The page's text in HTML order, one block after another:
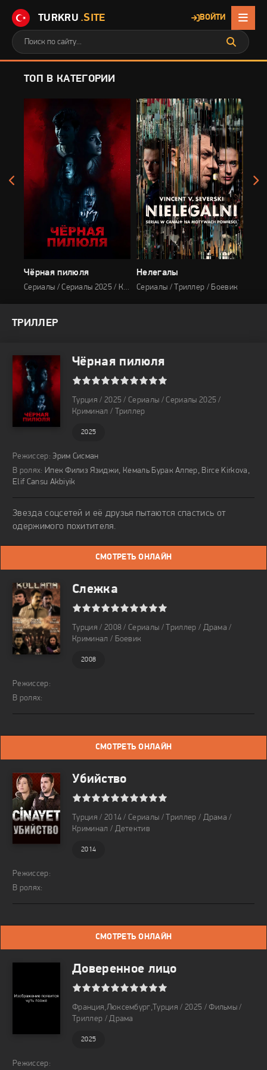
TURKRU .SITE ВОЙТИ
ТОП В КАТЕГОРИИ
Чёрная пилюля
Сериалы / Сериалы 2025 / Криминал / Триллер
Нелегалы
Сериалы / Триллер / Боевик
ТРИЛЛЕР
Чёрная пилюля
2 3 4 5 7 8 9 10
Турция / 2025 / Сериалы / Сериалы 2025 /
Криминал / Триллер
2025
Режиссер: Эрим Сисман
В ролях: Ипек Филиз Язиджи, Кемаль Бурак Алпер, Birce Kirkova ,
Elif Cansu Akbiyik
Звезда соцсетей и её друзья пытаются спастись от
одержимого похитителя.
СМОТРЕТЬ ОНЛАЙН
Слежка
1 2 3 4 5 7 8 9 10
Турция / 2008 / Сериалы / Триллер / Драма /
Криминал / Боевик
2008
Режиссер:
В ролях:
СМОТРЕТЬ ОНЛАЙН
Убийство
1 2 3 4 5 7 8 9 10
Турция / 2014 / Сериалы / Триллер / Драма /
Криминал / Детектив
2014
Режиссер:
В ролях:
СМОТРЕТЬ ОНЛАЙН
Доверенное лицо
7 8 9 10
Франция,Люксембург,Турция / 2025 / Фильмы /
Триллер / Драма
2025
Режиссер: